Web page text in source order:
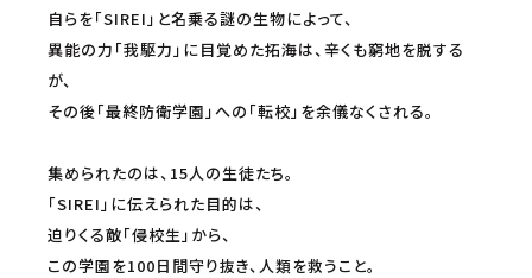
自らを「SIREI」と名乗る謎の生物によって、
異能の力「我駆力」に目覚めた拓海は、辛くも窮地を脱する
が、
その後「最終防衛学園」への「転校」を余儀なくされる。
集められたのは、15人の生徒たち。
「SIREI」に伝えられた目的は、
迫りくる敵「侵校生」から、
この学園を100日間守り抜き、人類を救うこと。